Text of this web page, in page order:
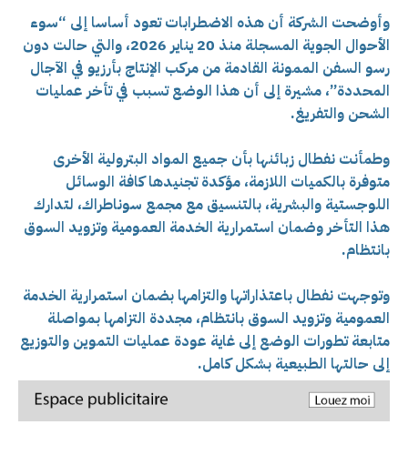
وأوضحت الشركة أن هذه الاضطرابات تعود أساسا إلى “سوء
الأحوال الجوية المسجلة منذ 20 يناير 2026، والتي حالت دون
رسو السفن الممونة القادمة من مركب الإنتاج بأرزيو في الآجال
المحددة”، مشيرة إلى أن هذا الوضع تسبب في تأخر عمليات
الشحن والتفريغ.
وطمأنت نفطال زبائنها بأن جميع المواد البترولية الأخرى
متوفرة بالكميات اللازمة، مؤكدة تجنيدها كافة الوسائل
اللوجستية والبشرية، بالتنسيق مع مجمع سوناطراك، لتدارك
هذا التأخر وضمان استمرارية الخدمة العمومية وتزويد السوق
بانتظام.
وتوجهت نفطال باعتذاراتها والتزامها بضمان استمرارية الخدمة
العمومية وتزويد السوق بانتظام، مجددة التزامها بمواصلة
متابعة تطورات الوضع إلى غاية عودة عمليات التموين والتوزيع
إلى حالتها الطبيعية بشكل كامل.